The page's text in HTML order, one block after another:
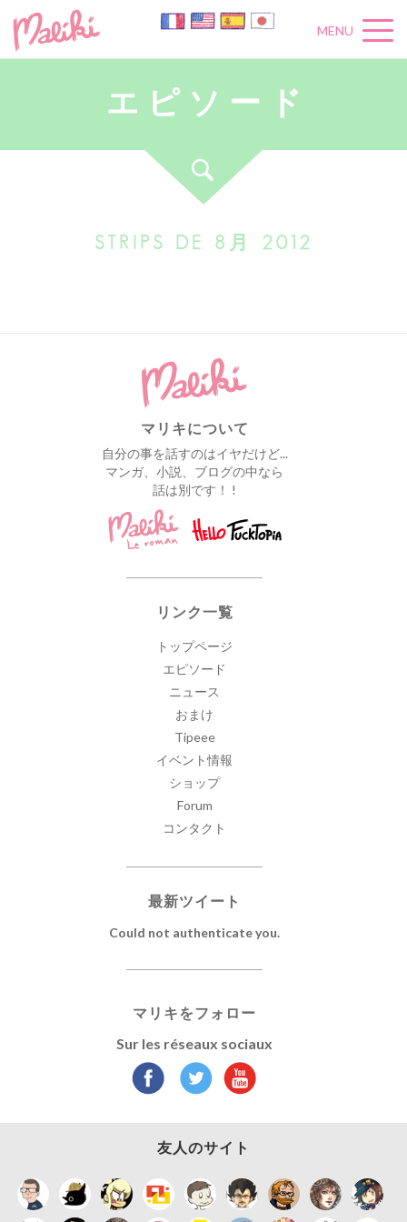
MENU
エ ピ ソ ー ド
STRIPS DE 8月 2012
マリキについて
自分の事を話すのはイヤだけど...
マンガ、小説、ブログの中なら
話は別です！ !
リンク一覧
トップページ
エピソード
ニュース
おまけ
Tipeee
イベント情報
ショップ
Forum
コンタクト
最新ツイート
Could not authenticate you.
マリキをフォロー
Sur les réseaux sociaux
友人のサイト